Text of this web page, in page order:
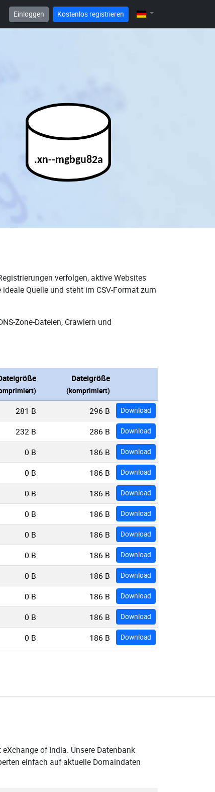
Einloggen Kostenlos registrieren
.xn--mgbgu82a
verfolgen, aktive Websites
Quelle und steht im CSV-Format zum
Zone-Dateien, Crawlern und
Dateigröße
(komprimiert)
281 B 296 B Download
232 B 286 B Download
0 B 186 B Download
0 B 186 B Download
0 B 186 B Download
0 B 186 B Download
0 B 186 B Download
0 B 186 B Download
0 B 186 B Download
0 B 186 B Download
0 B 186 B Download
0 B 186 B Download
of India. Unsere Datenbank
einfach auf aktuelle Domaindaten